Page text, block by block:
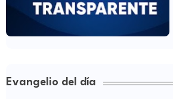
Evangelio del día